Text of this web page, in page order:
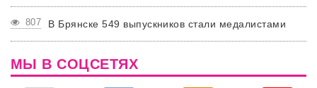
807 В Брянске 549 выпускников стали медалистами
МЫ В СОЦСЕТЯХ